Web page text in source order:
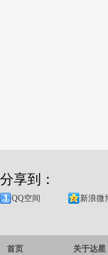
分享到：
QQ空间 新浪微
首页 关于达星